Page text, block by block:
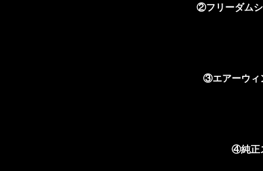
②フリーダム
③エアーウィ
④純正